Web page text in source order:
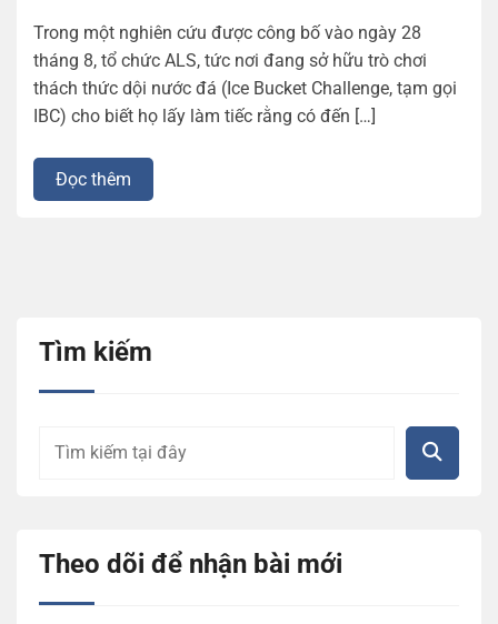
Trong một nghiên cứu được công bố vào ngày 28
tháng 8, tổ chức ALS, tức nơi đang sở hữu trò chơi
thách thức dội nước đá (Ice Bucket Challenge, tạm gọi
IBC) cho biết họ lấy làm tiếc rằng có đến […]
Đọc thêm
Tìm kiếm
Theo dõi để nhận bài mới